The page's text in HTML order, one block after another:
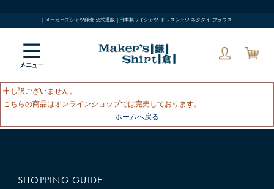
| メーカーズシャツ鎌倉 公式通販 | 日本製ワイシャツ ドレスシャツ ネクタイ ブラウス
申し訳ございません。
こちらの商品はオンラインショップでは完売しております。
ホームへ戻る
SHOPPING GUIDE